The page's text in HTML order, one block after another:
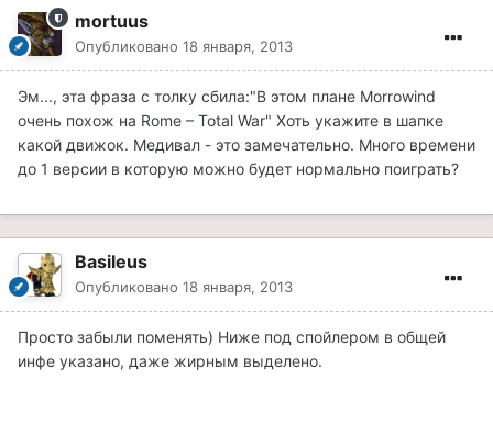
mortuus
Опубликовано 18 января, 2013
Эм..., эта фраза с толку сбила:"В этом плане Morrowind
очень похож на Rome – Total War" Хоть укажите в шапке
какой движок. Медивал - это замечательно. Много времени
до 1 версии в которую можно будет нормально поиграть?
Basileus
Опубликовано 18 января, 2013
Просто забыли поменять) Ниже под спойлером в общей
инфе указано, даже жирным выделено.